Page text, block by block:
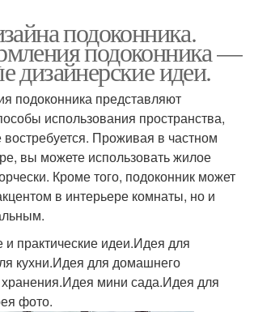
подоконника.
подоконника —
дизайнерские идеи.
подоконника представляют
использования пространства,
востребуется. Проживая в частном
вы можете использовать жилое
Кроме того, подоконник может
в интерьере комнаты, но и
практические идеи.Идея для
кухни.Идея для домашнего
мини сада.Идея для
фото.